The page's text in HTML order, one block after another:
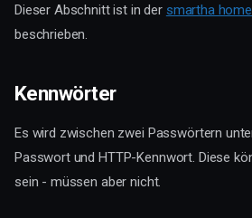
Dieser Abschnitt ist in der smartha
beschrieben.
Kennwörter
Es wird zwischen zwei Passwörtern
Passwort und HTTP-Kennwort. Diese
sein - müssen aber nicht.